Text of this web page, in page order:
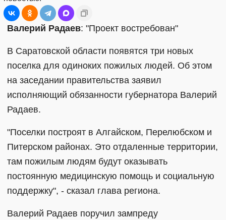
Валерий Радаев: "Проект востребован"
В Саратовской области появятся три новых
поселка для одиноких пожилых людей. Об этом
на заседании правительства заявил
исполняющий обязанности губернатора Валерий
Радаев.
"Поселки построят в Алгайском, Перелюбском и
Питерском районах. Это отдаленные территории,
там пожилым людям будут оказывать
постоянную медицинскую помощь и социальную
поддержку", - сказал глава региона.
Валерий Радаев поручил зампреду